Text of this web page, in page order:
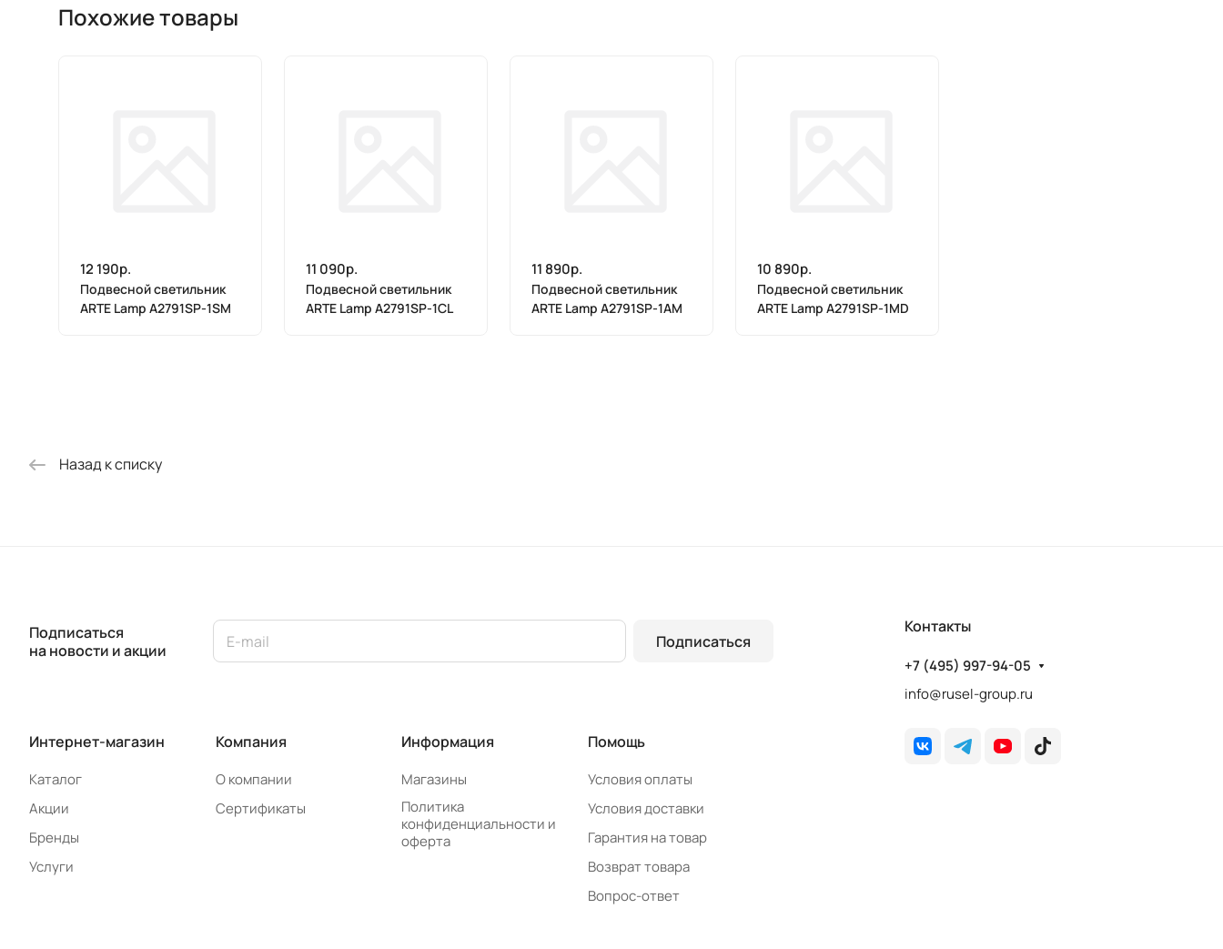
Похожие товары
12 190р.
Подвесной светильник
ARTE Lamp A2791SP-1SM
11 090р.
Подвесной светильник
ARTE Lamp A2791SP-1CL
11 890р.
Подвесной светильник
ARTE Lamp A2791SP-1AM
10 890р.
Подвесной светильник
ARTE Lamp A2791SP-1MD
Назад к списку
Подписаться
на новости и акции
Подписаться
Интернет-магазин
Каталог
Акции
Бренды
Услуги
Компания
О компании
Сертификаты
Информация
Магазины
Политика
конфиденциальности и
оферта
Помощь
Условия оплаты
Условия доставки
Гарантия на товар
Возврат товара
Вопрос-ответ
Контакты
+7 (495) 997-94-05
info@rusel-group.ru